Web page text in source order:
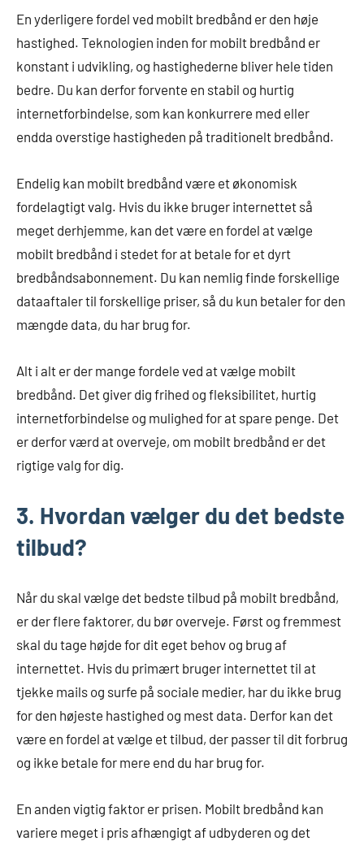
En yderligere fordel ved mobilt bredbånd er den høje
hastighed. Teknologien inden for mobilt bredbånd er
konstant i udvikling, og hastighederne bliver hele tiden
bedre. Du kan derfor forvente en stabil og hurtig
internetforbindelse, som kan konkurrere med eller
endda overstige hastigheden på traditionelt bredbånd.
Endelig kan mobilt bredbånd være et økonomisk
fordelagtigt valg. Hvis du ikke bruger internettet så
meget derhjemme, kan det være en fordel at vælge
mobilt bredbånd i stedet for at betale for et dyrt
bredbåndsabonnement. Du kan nemlig finde forskellige
dataaftaler til forskellige priser, så du kun betaler for den
mængde data, du har brug for.
Alt i alt er der mange fordele ved at vælge mobilt
bredbånd. Det giver dig frihed og fleksibilitet, hurtig
internetforbindelse og mulighed for at spare penge. Det
er derfor værd at overveje, om mobilt bredbånd er det
rigtige valg for dig.
3. Hvordan vælger du det bedste
tilbud?
Når du skal vælge det bedste tilbud på mobilt bredbånd,
er der flere faktorer, du bør overveje. Først og fremmest
skal du tage højde for dit eget behov og brug af
internettet. Hvis du primært bruger internettet til at
tjekke mails og surfe på sociale medier, har du ikke brug
for den højeste hastighed og mest data. Derfor kan det
være en fordel at vælge et tilbud, der passer til dit forbrug
og ikke betale for mere end du har brug for.
En anden vigtig faktor er prisen. Mobilt bredbånd kan
variere meget i pris afhængigt af udbyderen og det